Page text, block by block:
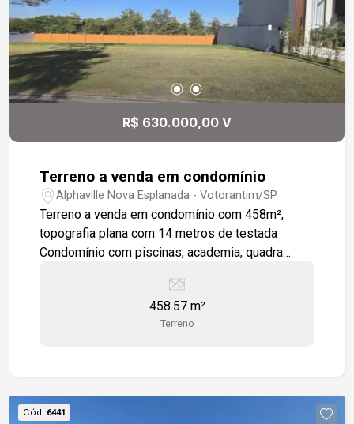
R$ 630.000,00 V
Terreno a venda em condomínio
Alphaville Nova Esplanada - Votorantim/SP
Terreno a venda em condomínio com 458m²,
topografia plana com 14 metros de testada
Condomínio com piscinas, academia, quadra
ronda. Clube e segurança para roda a família
458.57 m²
Terreno
Cód. 6441